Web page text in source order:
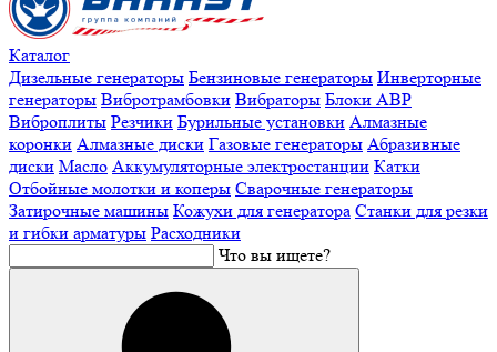
Каталог
Дизельные генераторы Бензиновые генераторы Инверторные
генераторы Вибротрамбовки Вибраторы Блоки АВР
Виброплиты Резчики Бурильные установки Алмазные
коронки Алмазные диски Газовые генераторы Абразивные
диски Масло Аккумуляторные электростанции Катки
Отбойные молотки и коперы Сварочные генераторы
Затирочные машины Кожухи для генератора Станки для резки
и гибки арматуры Расходники
Что вы ищете?